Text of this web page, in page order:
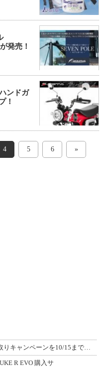
発売！
ンドガ
！
4 5 6 »
新型「RESO」インカム発売記念！ 下取りキャンペーンを10/15まで延長して開
R EVO 購入サ